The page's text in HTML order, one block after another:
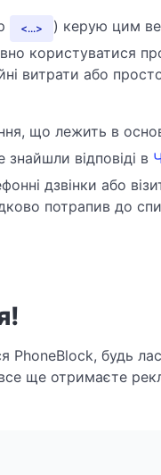
...
) керую цим
користуватися
витрати або
що лежить в
знайшли відповіді в
дзвінки або
потрапив до
PhoneBlock, будь
ще отримаєте